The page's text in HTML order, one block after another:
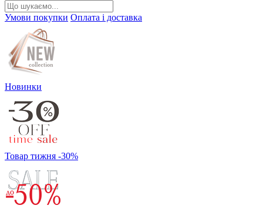
Умови покупки Оплата і доставка
Новинки
Товар тижня -30%